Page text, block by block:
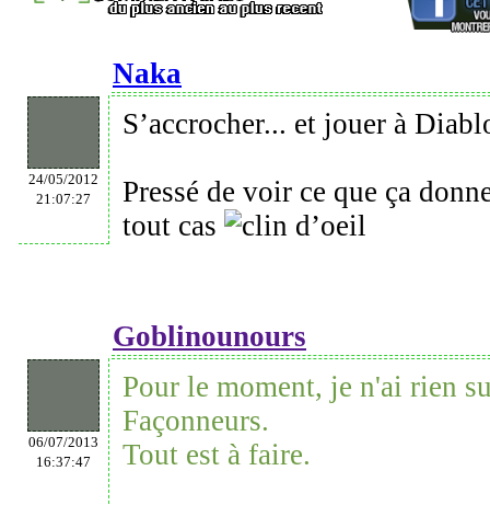
Naka
24/05/2012
21:07:27
S’accrocher... et jouer à
Pressé de voir ce que ça
tout cas
Goblinounours
06/07/2013
16:37:47
Pour le moment, je n'ai rien
Façonneurs.
Tout est à faire.